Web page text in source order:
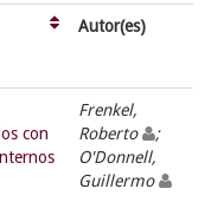
Autor(es)
con
Frenkel,
Roberto
;
O'Donnell,
Guillermo